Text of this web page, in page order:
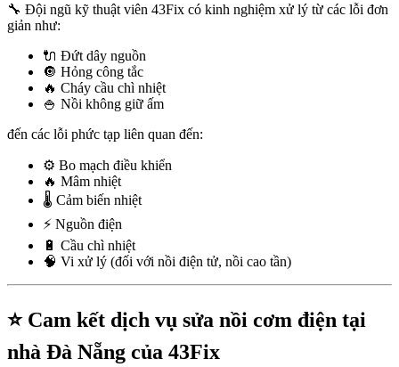
🔧 Đội ngũ kỹ thuật viên 43Fix có kinh nghiệm xử lý từ các lỗi đơn
giản như:
🔌 Đứt dây nguồn
🔘 Hỏng công tắc
🔥 Cháy cầu chì nhiệt
🍚 Nồi không giữ ấm
đến các lỗi phức tạp liên quan đến:
⚙️ Bo mạch điều khiển
🔥 Mâm nhiệt
🌡️ Cảm biến nhiệt
⚡ Nguồn điện
🔋 Cầu chì nhiệt
🧠 Vi xử lý (đối với nồi điện tử, nồi cao tần)
⭐ Cam kết dịch vụ sửa nồi cơm điện tại
nhà Đà Nẵng của 43Fix